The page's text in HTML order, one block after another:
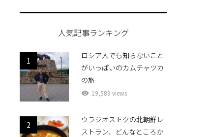
人気記事ランキング
1
ロシア人でも知らないこと
がいっぱいのカムチャツカ
の旅
19,589 views
2
ウラジオストクの北朝鮮レ
ストラン、どんなところか